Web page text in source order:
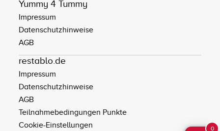
0
Yummy 4 Tummy
Impressum
Datenschutzhinweise
AGB
restablo.de
Impressum
Datenschutzhinweise
AGB
Teilnahmebedingungen Punkte
Cookie-Einstellungen